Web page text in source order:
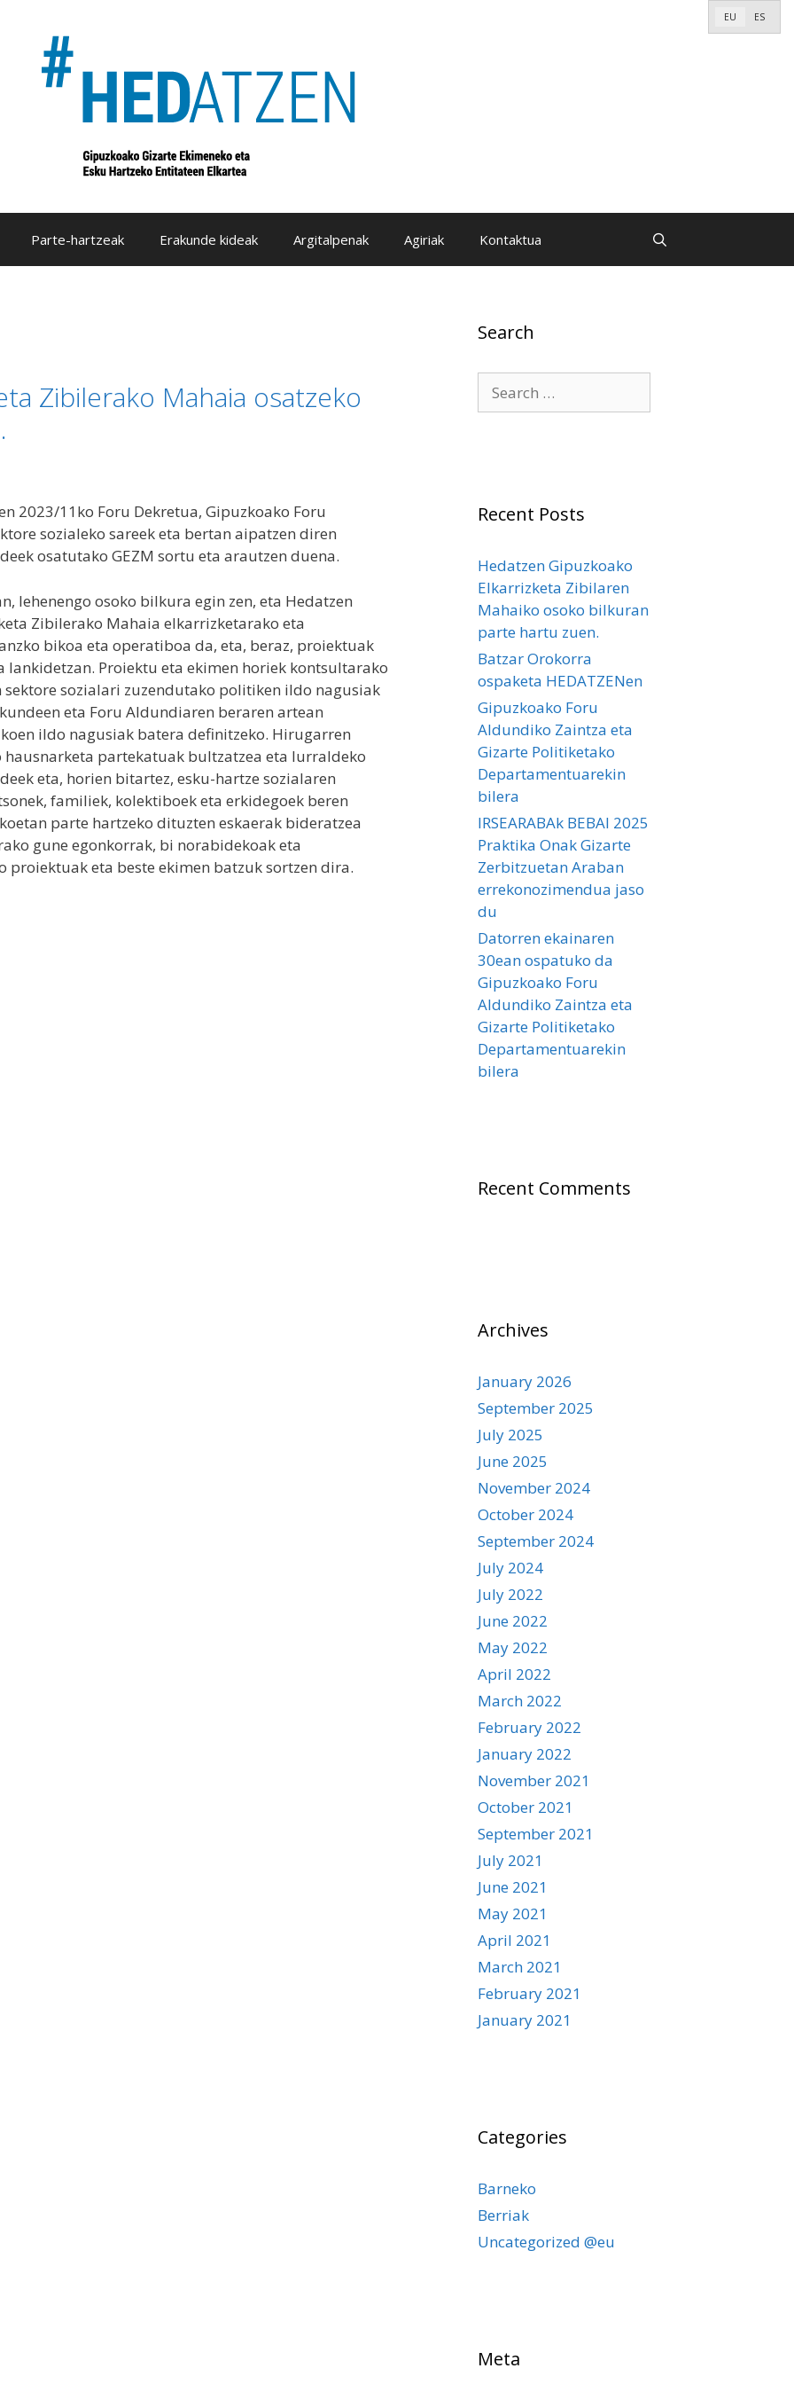
EU ES
Parte-hartzeak Erakunde kideak Argitalpenak Agiriak Kontaktua
Zibilerako Mahaia osatzeko
2023/11ko Foru Dekretua, Gipuzkoako Foru
sozialeko sareek eta bertan aipatzen diren
osatutako GEZM sortu eta arautzen duena.
lehenengo osoko bilkura egin zen, eta Hedatzen
Zibilerako Mahaia elkarrizketarako eta
bikoa eta operatiboa da, eta, beraz, proiektuak
lankidetzan. Proiektu eta ekimen horiek kontsultarako
sozialari zuzendutako politiken ildo nagusiak
eta Foru Aldundiaren beraren artean
ildo nagusiak batera definitzeko. Hirugarren
partekatuak bultzatzea eta lurraldeko
eta, horien bitartez, esku-hartze sozialaren
familiek, kolektiboek eta erkidegoek beren
parte hartzeko dituzten eskaerak bideratzea
gune egonkorrak, bi norabidekoak eta
proiektuak eta beste ekimen batzuk sortzen dira.
Search
Search
for:
Recent Posts
Hedatzen Gipuzkoako
Elkarrizketa Zibilaren
Mahaiko osoko bilkuran
parte hartu zuen.
Batzar Orokorra
ospaketa HEDATZENen
Gipuzkoako Foru
Aldundiko Zaintza eta
Gizarte Politiketako
Departamentuarekin
bilera
IRSEARABAk BEBAI 2025
Praktika Onak Gizarte
Zerbitzuetan Araban
errekonozimendua jaso
du
Datorren ekainaren
30ean ospatuko da
Gipuzkoako Foru
Aldundiko Zaintza eta
Gizarte Politiketako
Departamentuarekin
bilera
Recent Comments
Archives
January 2026
September 2025
July 2025
June 2025
November 2024
October 2024
September 2024
July 2024
July 2022
June 2022
May 2022
April 2022
March 2022
February 2022
January 2022
November 2021
October 2021
September 2021
July 2021
June 2021
May 2021
April 2021
March 2021
February 2021
January 2021
Categories
Barneko
Berriak
Uncategorized @eu
Meta